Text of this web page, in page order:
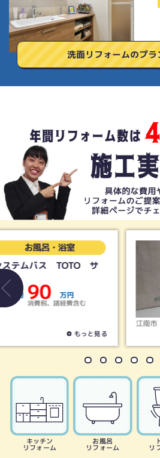
洗面リフォームのプラ
【
キッチン
リフォーム
お風呂
リフォーム リ